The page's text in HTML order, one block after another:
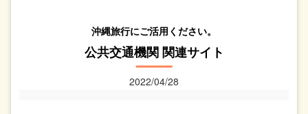
沖縄旅行にご活用ください。
公共交通機関 関連サイト
2022/04/28